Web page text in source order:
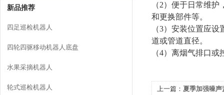
新品推荐
四足巡检机器人
四轮四驱移动机器人底盘
水果采摘机器人
轮式巡检机器人
（2）便于日常维护
和更换部件等。
（3）安装位置应设
道或管道直径。
（4）离烟气排口或
上一篇： 夏季加强噪声